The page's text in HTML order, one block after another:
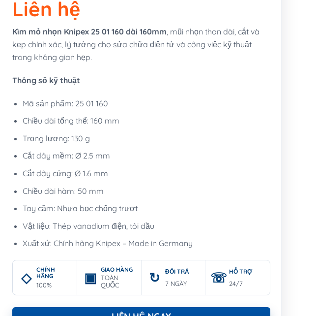
Liên hệ
Kìm mỏ nhọn Knipex 25 01 160 dài 160mm, mũi nhọn thon dài, cắt và
kẹp chính xác, lý tưởng cho sửa chữa điện tử và công việc kỹ thuật
trong không gian hẹp.
Thông số kỹ thuật
Mã sản phẩm: 25 01 160
Chiều dài tổng thể: 160 mm
Trọng lượng: 130 g
Cắt dây mềm: Ø 2.5 mm
Cắt dây cứng: Ø 1.6 mm
Chiều dài hàm: 50 mm
Tay cầm: Nhựa bọc chống trượt
Vật liệu: Thép vanadium điện, tôi dầu
Xuất xứ: Chính hãng Knipex – Made in Germany
CHÍNH
HÃNG
100%
GIAO HÀNG
TOÀN
QUỐC
ĐỔI TRẢ
7 NGÀY
HỖ TRỢ
24/7